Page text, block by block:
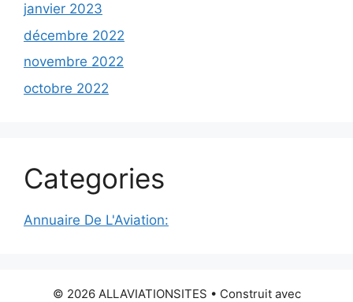
janvier 2023
décembre 2022
novembre 2022
octobre 2022
Categories
Annuaire De L'Aviation:
© 2026 ALLAVIATIONSITES • Construit avec